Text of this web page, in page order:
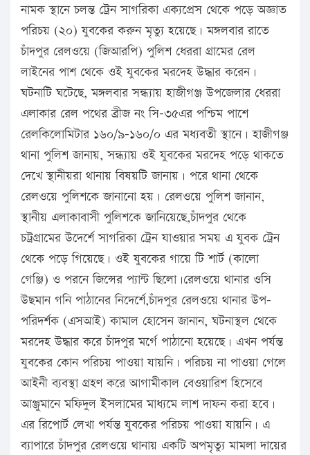
নামক স্থানে চলন্ত ট্রেন সাগরিকা এক্যপ্রেস থেকে পড়ে অজ্ঞাত
পরিচয় (২০) যুবকের করুন মৃত্যু হয়েছে। মঙ্গলবার রাতে
চাঁদপুর রেলওয়ে (জিআরপি) পুলিশ ধেররা গ্রামের রেল
লাইনের পাশ থেকে ওই যুবকের মরদেহ উদ্ধার করেন।
ঘটনাটি ঘটেছে, মঙ্গলবার সন্ধ্যায় হাজীগঞ্জ উপজেলার ধেররা
এলাকার রেল পথের ব্রীজ নং সি-৩৫এর পশ্চিম পাশে
রেলকিলোমিটার ১৬০/৯-১৬০/০ এর মধ্যবতী স্থানে। হাজীগঞ্জ
থানা পুলিশ জানায়, সন্ধ্যায় ওই যুবকের মরদেহ পড়ে থাকতে
দেখে স্থানীয়রা থানায় বিষয়টি জানায়। পরে থানা থেকে
রেলওয়ে পুলিশকে জানানো হয়। রেলওয়ে পুলিশ জানান,
স্থানীয় এলাকাবাসী পুলিশকে জানিয়েছে,চাঁদপুর থেকে
চট্রগ্রামের উদের্শে সাগরিকা ট্রেন যাওয়ার সময় এ যুবক ট্রেন
থেকে পড়ে গিয়েছে। ওই যুবকের গায়ে টি শার্ট (কালো
গেঞ্জি) ও পরনে জিন্সের প্যান্ট ছিলো।রেলওয়ে থানার ওসি
উছমান গনি পাঠানের নিদের্শে,চাঁদপুর রেলওয়ে থানার উপ-
পরিদর্শক (এসআই) কামাল হোসেন জানান, ঘটনাস্থল থেকে
মরদেহ উদ্ধার করে চাঁদপুর মর্গে পাঠানো হয়েছে। এখন পর্যন্ত
যুবকের কোন পরিচয় পাওয়া যায়নি। পরিচয় না পাওয়া গেলে
আইনী ব্যবস্থা গ্রহণ করে আগামীকাল বেওয়ারিশ হিসেবে
আঞ্জুমানে মফিদুল ইসলামের মাধ্যমে লাশ দাফন করা হবে।
এর রিপোর্ট লেখা পর্যন্ত যুবকের পরিচয় পাওয়া যায়নি। এ
ব্যাপারে চাঁদপুর রেলওয়ে থানায় একটি অপমৃত্যু মামলা দায়ের